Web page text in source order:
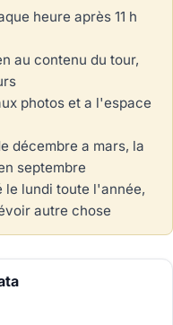
heure après 11 h
au contenu du tour,
photos et a l'espace
décembre a mars, la
septembre
le lundi toute l'année,
autre chose